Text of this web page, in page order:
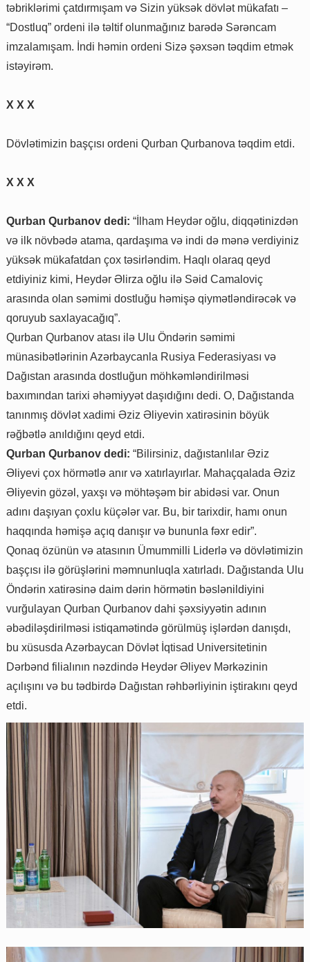
təbriklərimi çatdırmışam və Sizin yüksək dövlət mükafatı –
“Dostluq” ordeni ilə təltif olunmağınız barədə Sərəncam
imzalamışam. İndi həmin ordeni Sizə şəxsən təqdim etmək
istəyirəm.
X X X
Dövlətimizin başçısı ordeni Qurban Qurbanova təqdim etdi.
X X X
Qurban Qurbanov dedi: “İlham Heydər oğlu, diqqətinizdən
və ilk növbədə atama, qardaşıma və indi də mənə verdiyiniz
yüksək mükafatdan çox təsirləndim. Haqlı olaraq qeyd
etdiyiniz kimi, Heydər Əlirza oğlu ilə Səid Camaloviç
arasında olan səmimi dostluğu həmişə qiymətləndirəcək və
qoruyub saxlayacağıq”.
Qurban Qurbanov atası ilə Ulu Öndərin səmimi
münasibətlərinin Azərbaycanla Rusiya Federasiyası və
Dağıstan arasında dostluğun möhkəmləndirilməsi
baxımından tarixi əhəmiyyət daşıdığını dedi. O, Dağıstanda
tanınmış dövlət xadimi Əziz Əliyevin xatirəsinin böyük
rəğbətlə anıldığını qeyd etdi.
Qurban Qurbanov dedi: “Bilirsiniz, dağıstanlılar Əziz
Əliyevi çox hörmətlə anır və xatırlayırlar. Mahaçqalada Əziz
Əliyevin gözəl, yaxşı və möhtəşəm bir abidəsi var. Onun
adını daşıyan çoxlu küçələr var. Bu, bir tarixdir, hamı onun
haqqında həmişə açıq danışır və bununla fəxr edir”.
Qonaq özünün və atasının Ümummilli Liderlə və dövlətimizin
başçısı ilə görüşlərini məmnunluqla xatırladı. Dağıstanda Ulu
Öndərin xatirəsinə daim dərin hörmətin bəslənildiyini
vurğulayan Qurban Qurbanov dahi şəxsiyyətin adının
əbədiləşdirilməsi istiqamətində görülmüş işlərdən danışdı,
bu xüsusda Azərbaycan Dövlət İqtisad Universitetinin
Dərbənd filialının nəzdində Heydər Əliyev Mərkəzinin
açılışını və bu tədbirdə Dağıstan rəhbərliyinin iştirakını qeyd
etdi.